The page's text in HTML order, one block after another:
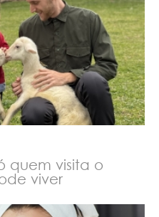
quem visita o
viver